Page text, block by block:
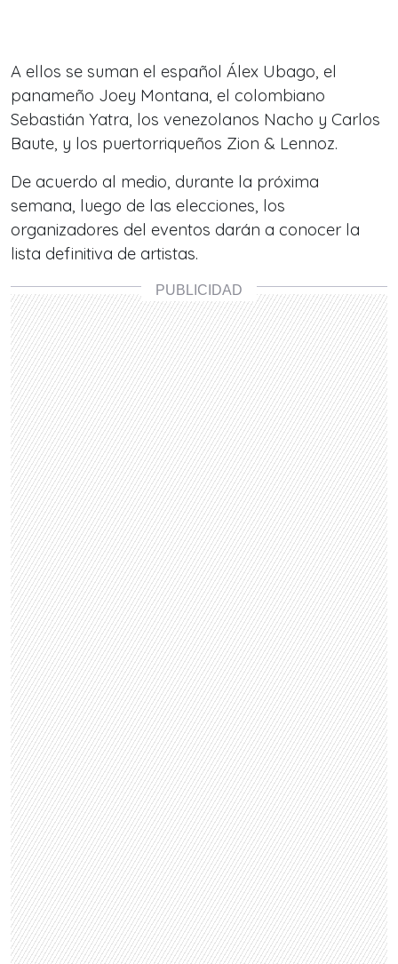
A ellos se suman el español Álex Ubago, el
panameño Joey Montana, el colombiano
Sebastián Yatra, los venezolanos Nacho y Carlos
Baute, y los puertorriqueños Zion & Lennoz.
De acuerdo al medio, durante la próxima
semana, luego de las elecciones, los
organizadores del eventos darán a conocer la
lista definitiva de artistas.